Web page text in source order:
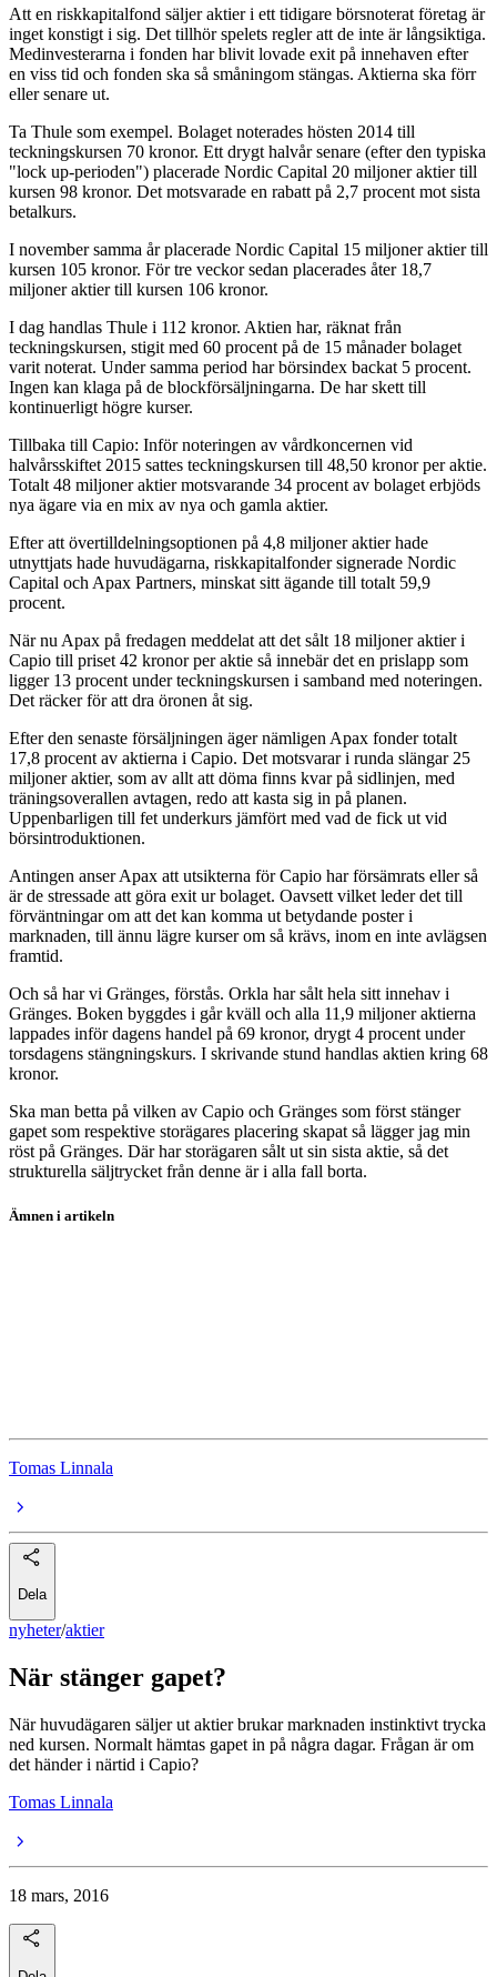
Att en riskkapitalfond säljer aktier i ett tidigare börsnoterat företag är
inget konstigt i sig. Det tillhör spelets regler att de inte är långsiktiga.
Medinvesterarna i fonden har blivit lovade exit på innehaven efter
en viss tid och fonden ska så småningom stängas. Aktierna ska förr
eller senare ut.
Ta Thule som exempel. Bolaget noterades hösten 2014 till
teckningskursen 70 kronor. Ett drygt halvår senare (efter den typiska
"lock up-perioden") placerade Nordic Capital 20 miljoner aktier till
kursen 98 kronor. Det motsvarade en rabatt på 2,7 procent mot sista
betalkurs.
I november samma år placerade Nordic Capital 15 miljoner aktier till
kursen 105 kronor. För tre veckor sedan placerades åter 18,7
miljoner aktier till kursen 106 kronor.
I dag handlas Thule i 112 kronor. Aktien har, räknat från
teckningskursen, stigit med 60 procent på de 15 månader bolaget
varit noterat. Under samma period har börsindex backat 5 procent.
Ingen kan klaga på de blockförsäljningarna. De har skett till
kontinuerligt högre kurser.
Tillbaka till Capio: Inför noteringen av vårdkoncernen vid
halvårsskiftet 2015 sattes teckningskursen till 48,50 kronor per aktie.
Totalt 48 miljoner aktier motsvarande 34 procent av bolaget erbjöds
nya ägare via en mix av nya och gamla aktier.
Efter att övertilldelningsoptionen på 4,8 miljoner aktier hade
utnyttjats hade huvudägarna, riskkapitalfonder signerade Nordic
Capital och Apax Partners, minskat sitt ägande till totalt 59,9
procent.
När nu Apax på fredagen meddelat att det sålt 18 miljoner aktier i
Capio till priset 42 kronor per aktie så innebär det en prislapp som
ligger 13 procent under teckningskursen i samband med noteringen.
Det räcker för att dra öronen åt sig.
Efter den senaste försäljningen äger nämligen Apax fonder totalt
17,8 procent av aktierna i Capio. Det motsvarar i runda slängar 25
miljoner aktier, som av allt att döma finns kvar på sidlinjen, med
träningsoverallen avtagen, redo att kasta sig in på planen.
Uppenbarligen till fet underkurs jämfört med vad de fick ut vid
börsintroduktionen.
Antingen anser Apax att utsikterna för Capio har försämrats eller så
är de stressade att göra exit ur bolaget. Oavsett vilket leder det till
förväntningar om att det kan komma ut betydande poster i
marknaden, till ännu lägre kurser om så krävs, inom en inte avlägsen
framtid.
Och så har vi Gränges, förstås. Orkla har sålt hela sitt innehav i
Gränges. Boken byggdes i går kväll och alla 11,9 miljoner aktierna
lappades inför dagens handel på 69 kronor, drygt 4 procent under
torsdagens stängningskurs. I skrivande stund handlas aktien kring 68
kronor.
Ska man betta på vilken av Capio och Gränges som först stänger
gapet som respektive storägares placering skapat så lägger jag min
röst på Gränges. Där har storägaren sålt ut sin sista aktie, så det
strukturella säljtrycket från denne är i alla fall borta.
Ämnen i artikeln
Tomas Linnala
Dela
nyheter/aktier
När stänger gapet?
När huvudägaren säljer ut aktier brukar marknaden instinktivt trycka
ned kursen. Normalt hämtas gapet in på några dagar. Frågan är om
det händer i närtid i Capio?
Tomas Linnala
18 mars, 2016